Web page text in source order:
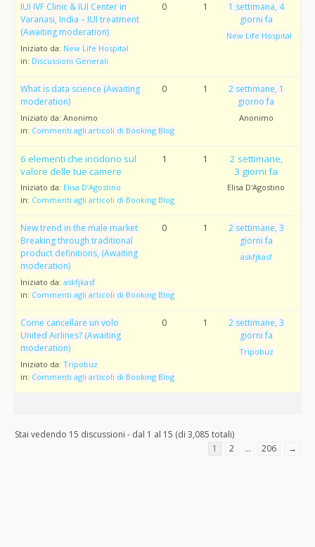
IUI IVF Clinic & IUI Center in
Varanasi, India – IUI treatment
(Awaiting moderation)
Iniziato da: New Life Hospital
in: Discussioni Generali
0 1
1 settimana, 4
giorni fa
New Life Hospital
What is data science (Awaiting
moderation)
Iniziato da: Anonimo
in: Commenti agli articoli di Booking Blog
0 1
2 settimane, 1
giorno fa
Anonimo
6 elementi che incidono sul
valore delle tue camere
Iniziato da: Elisa D’Agostino
in: Commenti agli articoli di Booking Blog
1 1
2 settimane,
3 giorni fa
Elisa D'Agostino
New trend in the male market
Breaking through traditional
product definitions, (Awaiting
moderation)
Iniziato da: askfjkasf
in: Commenti agli articoli di Booking Blog
0 1
2 settimane, 3
giorni fa
askfjkasf
Come cancellare un volo
United Airlines? (Awaiting
moderation)
Iniziato da: Tripobuz
in: Commenti agli articoli di Booking Blog
0 1
2 settimane, 3
giorni fa
Tripobuz
Stai vedendo 15 discussioni - dal 1 al 15 (di 3,085 totali)
1
2 … 206 →